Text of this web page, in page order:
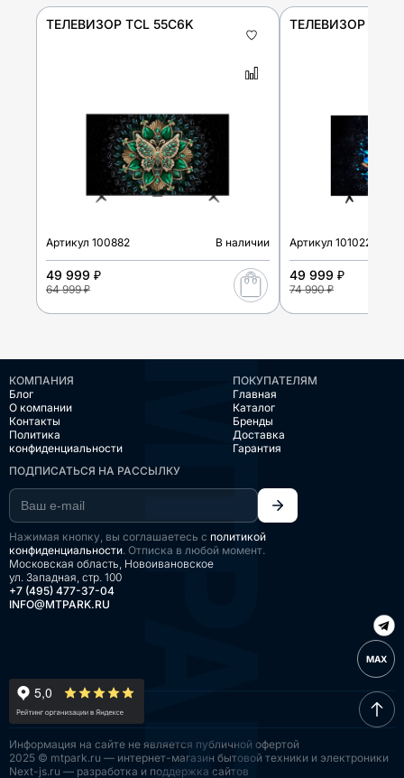
ТЕЛЕВИЗОР TCL 55C6K
Артикул 100882 В наличии
49 999 ₽
64 999 ₽
ТЕЛЕВИЗОР TCL
Артикул 101022
49 999 ₽
74 990 ₽
КОМПАНИЯ
Блог
О компании
Контакты
Политика
конфиденциальности
ПОКУПАТЕЛЯМ
Главная
Каталог
Бренды
Доставка
Гарантия
ПОДПИСАТЬСЯ НА РАССЫЛКУ
Нажимая кнопку, вы соглашаетесь с политикой
конфиденциальности. Отписка в любой момент.
Московская область, Новоивановское
ул. Западная, стр. 100
+7 (495) 477-37-04
INFO@MTPARK.RU
MAX
Информация на сайте не является публичной офертой
2025 © mtpark.ru — интернет-магазин бытовой техники и электроники
Next-js.ru — разработка и поддержка сайтов